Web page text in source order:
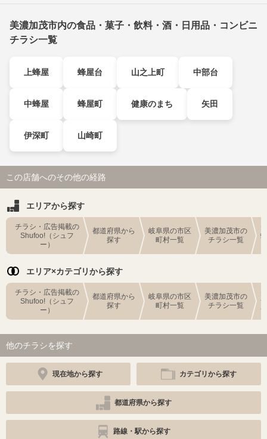
美濃加茂市内の食品・菓子・飲料・酒・日用品・コンビニ
チラシ一覧
上蜂屋 蜂屋台 山之上町 中部台
中蜂屋 蜂屋町 健康のまち 矢田
伊深町 山崎町
この店舗へのその他の経路
エリアから探す
チラシ・広告掲載の
Shufoo!（シュフ
ー）
都道府県から
探す
岐阜県の市区
町村一覧
美濃加茂市の
チラシ一覧
エリア×カテゴリから探す
チラシ・広告掲載の
Shufoo!（シュフ
ー）
都道府県から
探す
岐阜県の市区
町村一覧
美濃加茂市の
チラシ一覧
他のチラシを探す
現在地から探す カテゴリから探す
都道府県から探す
路線・駅から探す